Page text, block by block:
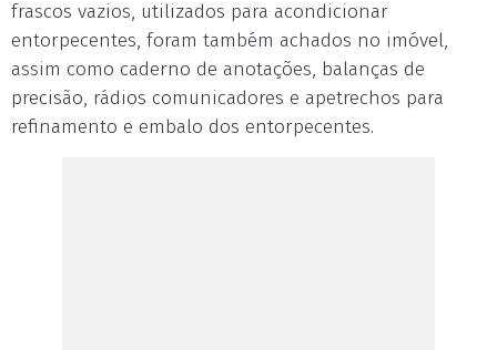
frascos vazios, utilizados para acondicionar
entorpecentes, foram também achados no imóvel,
assim como caderno de anotações, balanças de
precisão, rádios comunicadores e apetrechos para
refinamento e embalo dos entorpecentes.